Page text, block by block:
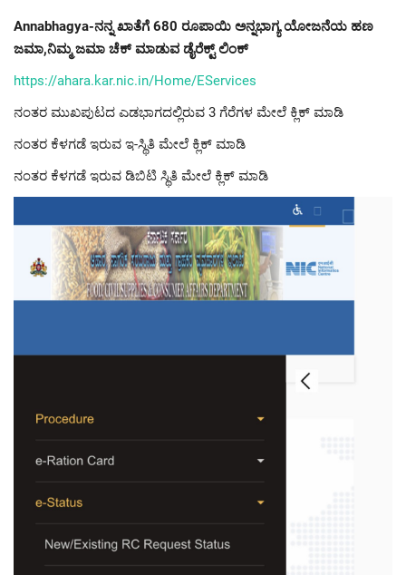
Annabhagya-ನನ್ನ ಖಾತೆಗೆ 680 ರೂಪಾಯಿ ಅನ್ನಭಾಗ್ಯ ಯೋಜನೆಯ ಹಣ
ಜಮಾ,ನಿಮ್ಮ ಜಮಾ ಚೆಕ್ ಮಾಡುವ ಡೈರೆಕ್ಟ್ ಲಿಂಕ್
https://ahara.kar.nic.in/Home/EServices
ನಂತರ ಮುಖಪುಟದ ಎಡಭಾಗದಲ್ಲಿರುವ 3 ಗೆರೆಗಳ ಮೇಲೆ ಕ್ಲಿಕ್ ಮಾಡಿ
ನಂತರ ಕೆಳಗಡೆ ಇರುವ ಇ-ಸ್ಥಿತಿ ಮೇಲೆ ಕ್ಲಿಕ್ ಮಾಡಿ
ನಂತರ ಕೆಳಗಡೆ ಇರುವ ಡಿಬಿಟಿ ಸ್ಥಿತಿ ಮೇಲೆ ಕ್ಲಿಕ್ ಮಾಡಿ